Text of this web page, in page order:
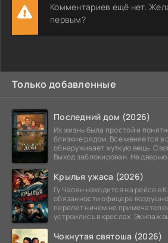
Комментариев ещё нет.
первым?
Только добавленные
Последний дом (2026)
Их жизнь была простой и
близкие рядом. Все меняется в
обнаруживает жуткую вещь.
Выход заблокирован. Не
Крылья ужаса (2026)
Гу Чаоян находится на рейсе в
обязанности офицера
перелет ничем не
устроились в креслах. Экипаж
Чокнутая святоша (2026)